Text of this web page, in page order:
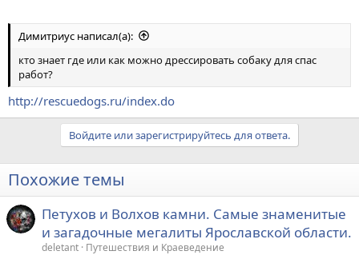
Димитриус написал(а):
кто знает где или как можно дрессировать собаку для спас
работ?
http://rescuedogs.ru/index.do
Войдите или зарегистрируйтесь для ответа.
Похожие темы
Петухов и Волхов камни. Самые знаменитые
и загадочные мегалиты Ярославской области.
deletant Путешествия и Краеведение